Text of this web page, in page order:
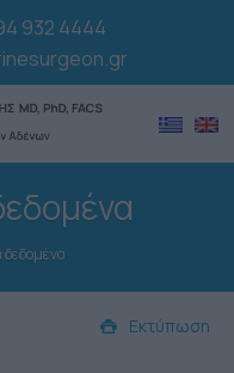
932 4444
Εκτύπωση